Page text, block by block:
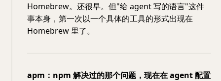
Homebrew。还很早。但"给 agent 写的语言"这件
事本身，第一次以一个具体的工具的形式出现在
Homebrew 里了。
apm：npm 解决过的那个问题，现在在 agent 配置